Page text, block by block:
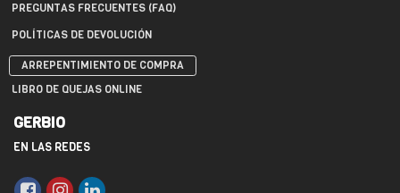
PREGUNTAS FRECUENTES (FAQ)
POLÍTICAS DE DEVOLUCIÓN
ARREPENTIMIENTO DE COMPRA
LIBRO DE QUEJAS ONLINE
GERBIO
EN LAS REDES